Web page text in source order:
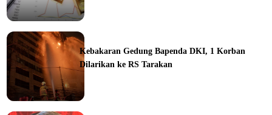
Kebakaran Gedung Bapenda DKI, 1 Korban
Dilarikan ke RS Tarakan